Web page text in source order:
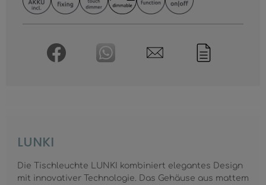
LUNKI
Die Tischleuchte LUNKI kombiniert elegantes Design
mit innovativer Technologie. Das Gehäuse aus mattem